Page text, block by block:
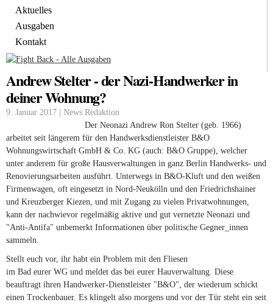
Aktuelles
Ausgaben
Kontakt
Andrew Stelter - der Nazi-Handwerker in
deiner Wohnung?
9. Januar 2017 | News Redaktion
Der Neonazi Andrew Ron Stelter (geb. 1966)
arbeitet seit längerem für den Handwerksdienstleister B&O
Wohnungswirtschaft GmbH & Co. KG (auch: B&O Gruppe), welcher
unter anderem für große Hausverwaltungen in ganz Berlin Handwerks- und
Renovierungsarbeiten ausführt. Unterwegs in B&O-Kluft und den weißen
Firmenwagen, oft eingesetzt in Nord-Neukölln und den Friedrichshainer
und Kreuzberger Kiezen, und mit Zugang zu vielen Privatwohnungen,
kann der nachwievor regelmäßig aktive und gut vernetzte Neonazi und
"Anti-Antifa" unbemerkt Informationen über politische Gegner_innen
sammeln.
Stellt euch vor, ihr habt ein Problem mit den Fliesen
im Bad eurer WG und meldet das bei eurer Hauverwaltung. Diese
beauftragt ihren Handwerker-Dienstleister "B&O", der wiederum schickt
einen Trockenbauer. Es klingelt also morgens und vor der Tür steht ein seit